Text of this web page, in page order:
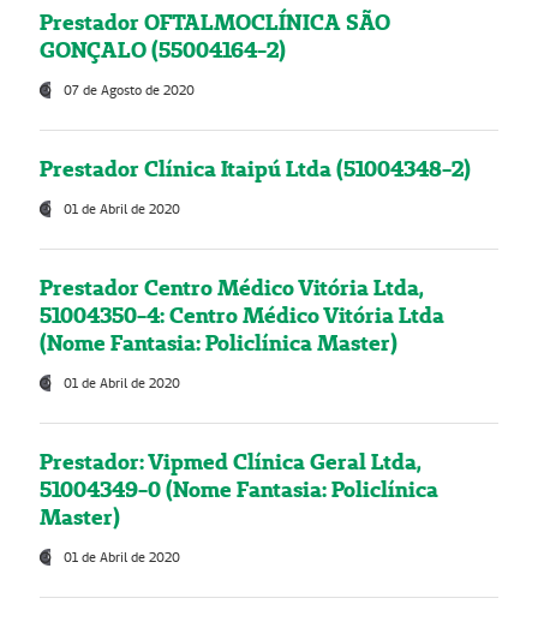
Prestador OFTALMOCLÍNICA SÃO
GONÇALO (55004164-2)
07 de Agosto de 2020
Prestador Clínica Itaipú Ltda (51004348-2)
01 de Abril de 2020
Prestador Centro Médico Vitória Ltda,
51004350-4: Centro Médico Vitória Ltda
(Nome Fantasia: Policlínica Master)
01 de Abril de 2020
Prestador: Vipmed Clínica Geral Ltda,
51004349-0 (Nome Fantasia: Policlínica
Master)
01 de Abril de 2020